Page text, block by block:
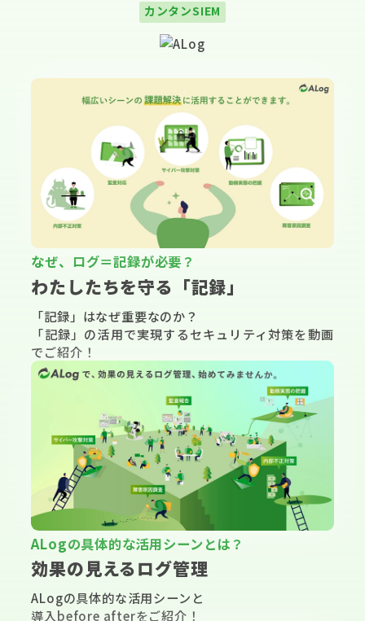
カンタンSIEM
A
L
o
▶
なぜ、ログ＝記録が必要？
わたしたちを守る「記録」
「記録」はなぜ重要なのか？
「記録」の活用で実現するセキュリティ対策を動画
でご紹介！
▶
ALogの具体的な活用シーンとは？
効果の見えるログ管理
ALogの具体的な活用シーンと
導入before afterをご紹介！